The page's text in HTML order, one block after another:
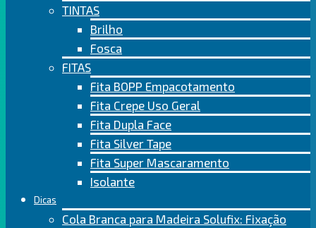
TINTAS
Brilho
Fosca
FITAS
Fita BOPP Empacotamento
Fita Crepe Uso Geral
Fita Dupla Face
Fita Silver Tape
Fita Super Mascaramento
Isolante
Dicas
Cola Branca para Madeira Solufix: Fixação